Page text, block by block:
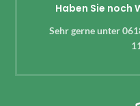
Haben Sie noch
Sehr gerne unter